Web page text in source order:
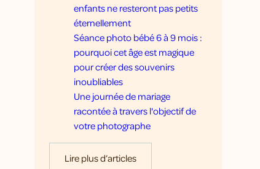
enfants ne resteront pas petits
éternellement
Séance photo bébé 6 à 9 mois :
pourquoi cet âge est magique
pour créer des souvenirs
inoubliables
Une journée de mariage
racontée à travers l'objectif de
votre photographe
Lire plus d’articles